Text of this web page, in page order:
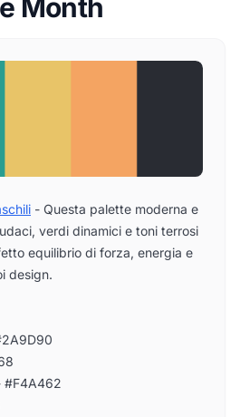
Month
- Questa palette moderna e
verdi dinamici e toni terrosi
equilibrio di forza, energia e
design.
#F4A462